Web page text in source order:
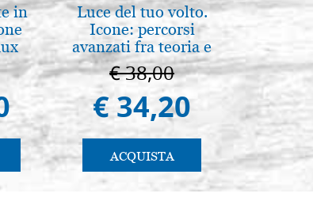
in
Luce del tuo volto.
Icone: percorsi
avanzati fra teoria e
pratica. pg. 430
€ 38,00
€ 34,20
ACQUISTA
Arte
€
€